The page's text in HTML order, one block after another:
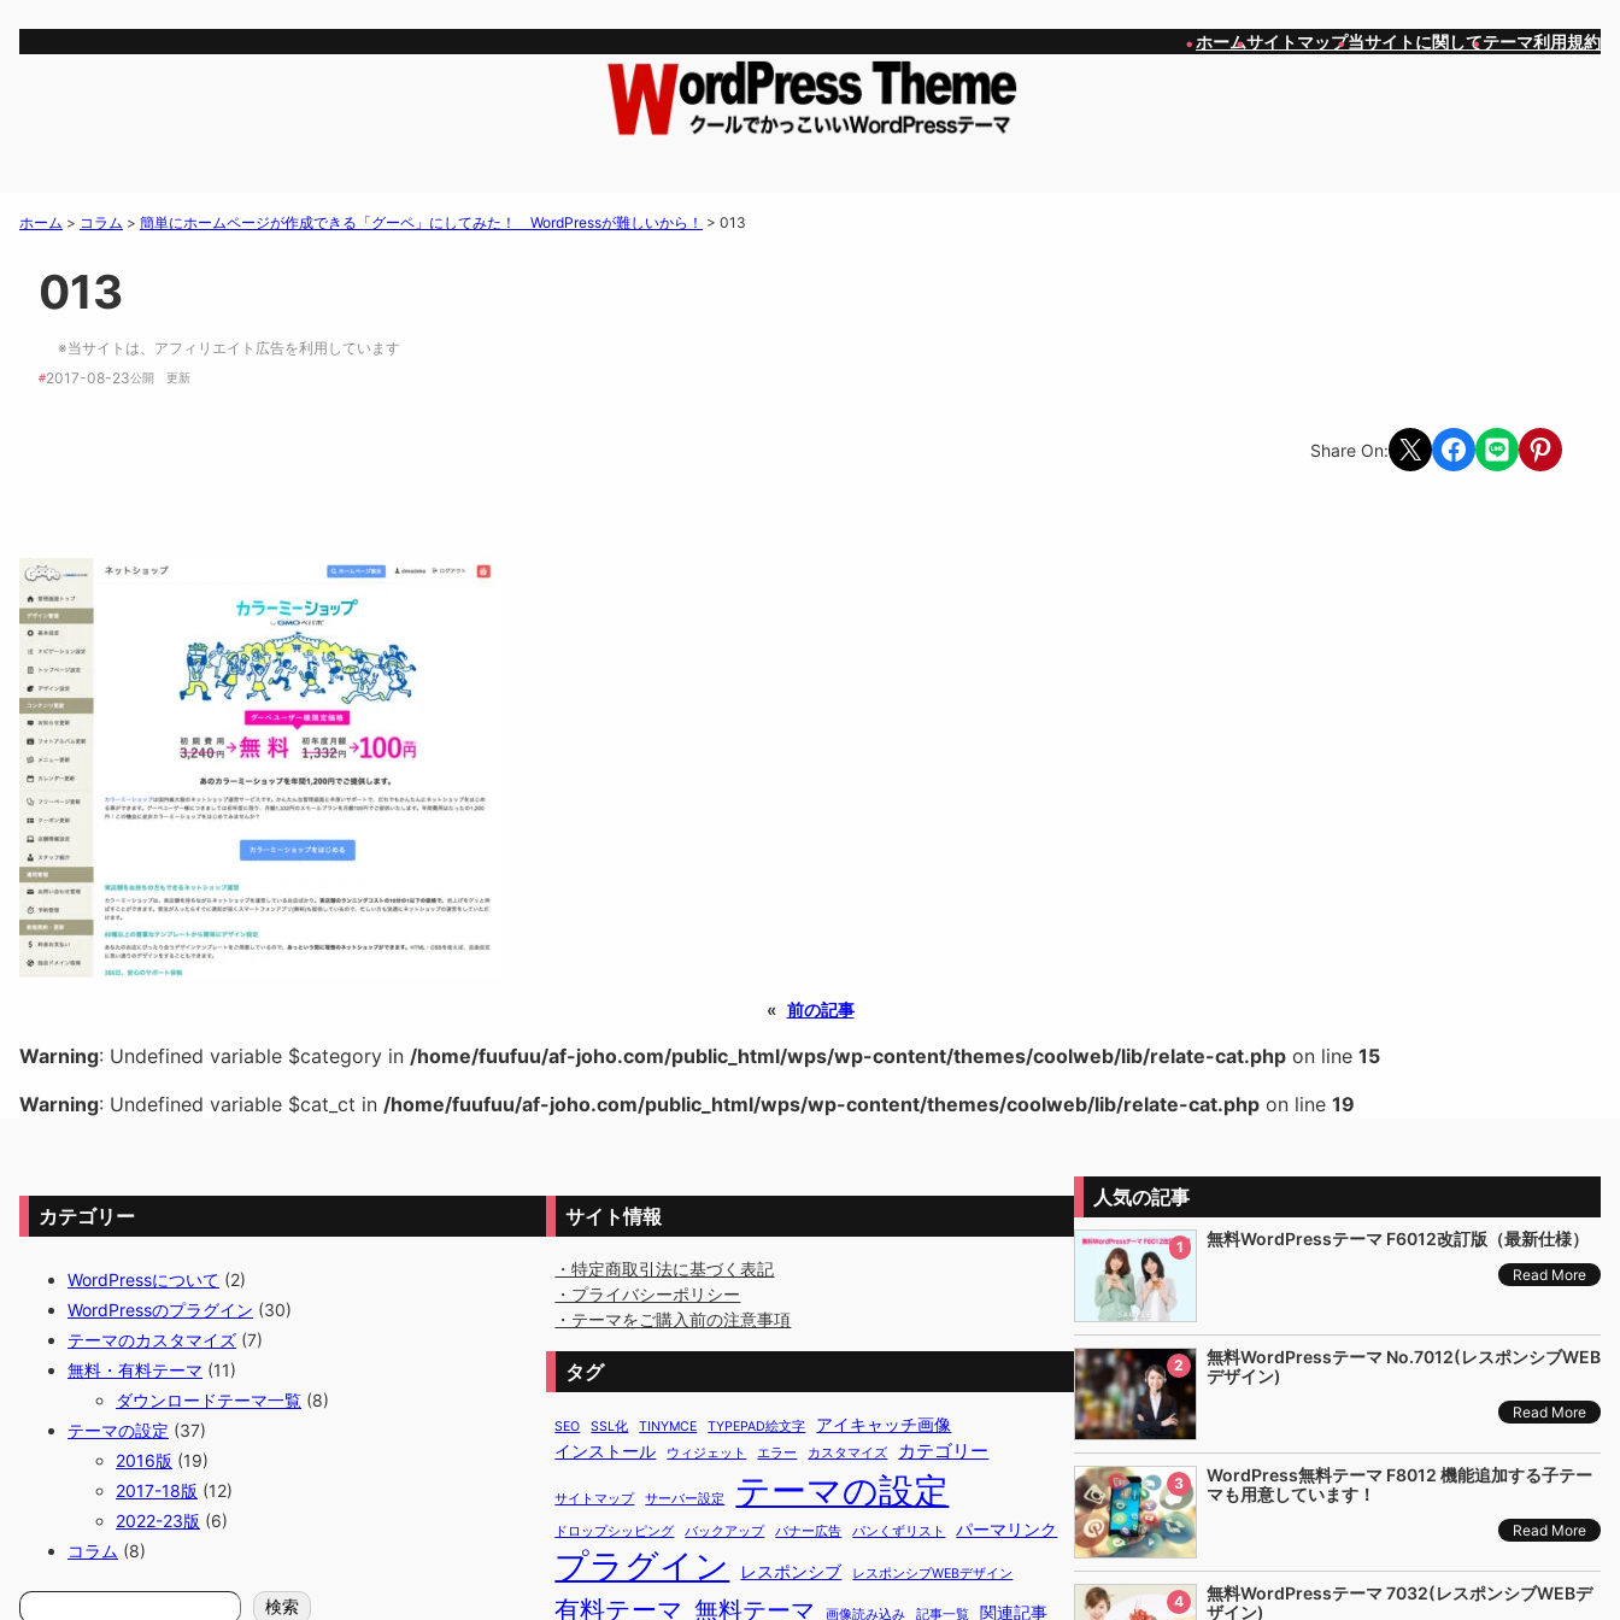
ホームサイトマップ当サイトに関してテーマ利用規約
ホーム > コラム > 簡単にホームページが作成できる「グーペ」にしてみた！ WordPressが難しいから！ > 013
013
※当サイトは、アフィリエイト広告を利用しています
#2017-08-23公開 更新
Share On: Share on X Share on Facebook
Share on LINEShare on
« 前の記事
Warning: Undefined variable $category in /home/fuufuu/af-joho.com/public_html/wps/wp-content/themes/coolweb/lib/relate-cat.php on line 15
Warning: Undefined variable $cat_ct in /home/fuufuu/af-joho.com/public_html/wps/wp-content/themes/coolweb/lib/relate-cat.php on line 19
カテゴリー
WordPressについて (2)
WordPressのプラグイン (30)
テーマのカスタマイズ (7)
無料・有料テーマ (11)
ダウンロードテーマ一覧 (8)
テーマの設定 (37)
2016版 (19)
2017-18版 (12)
2022-23版 (6)
コラム (8)
検
索
検索
サイト情報
・特定商取引法に基づく表記
・プライバシーポリシー
・テーマをご購入前の注意事項
タグ
SEO SSL化 TINYMCE TYPEPAD絵文字
アイキャッチ画像
インストール
ウィジェット エラー カスタマイズ カテゴリー
サイトマップ サーバー設定 テーマの設定
ドロップシッピング バックアップ バナー広告 パンくずリスト パーマリンク
プラグイン レスポンシブ レスポンシブWEBデザイン
有料テーマ 無料テーマ 画像読み込み 記事一覧 関連記事
人気の記事
1 無料WordPressテーマ F6012改訂版（最新仕様）
Read More
2
無料WordPressテーマ No.7012(レスポンシブWEB
デザイン)
Read More
3
WordPress無料テーマ F8012 機能追加する子テー
マも用意しています！
Read More
4
無料WordPressテーマ 7032(レスポンシブWEBデ
ザイン)